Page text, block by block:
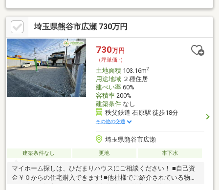
カー・工務店で建築可能です。■土地分割につきましてもご相談
ください。■建ぺい率は60%、容積率は200%です。■接道状況・北
東側：幅員約5.5m、間口約74.0m・南側：幅員約6.8m、間口は約
23.0m・西側：幅員約2.8m、間口約67.0m■残代金清算後、即引き
渡し可能です。■周辺施設・ローソン熊谷玉井店：徒歩6分(約
410m)・セブンイレブン熊谷玉井バイパス店：徒歩8分(約590m)・
ベルク玉井店：徒歩22分(約1750m)
埼玉県熊谷市広瀬 730万円
730万円
（坪単価:-）
土地面積103.16m2
用途地域２種住居
建ぺい率60%
容積率200%
建築条件なし
秩父鉄道 石原駅 徒歩18分
その他の交通
埼玉県熊谷市広瀬
建築条件なし 更地 本下水
マイホーム探しは、ひだまりハウスにご相談ください！ ■自己資
金￥０からの住宅購入できます! ■他社様でご紹介されている物件